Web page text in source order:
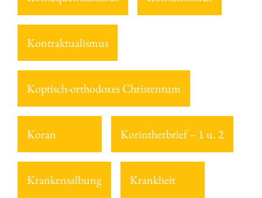
Kontraktualismus
Koptisch-orthodoxes Christentum
Koran Korintherbrief – 1 u. 2
Krankensalbung Krankheit